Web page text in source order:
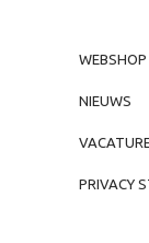
WEBSHOP
NIEUWS
PRIVACY